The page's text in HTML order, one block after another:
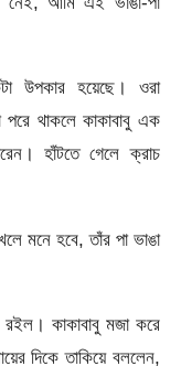
উপকার হয়েছে। ওরা
পরে থাকলে কাকাবাবু এক
হাঁটতে গেলে ক্রাচ
মনে হবে, তাঁর পা ভাঙা
রইল। কাকাবাবু মজা করে
দিকে তাকিয়ে বললেন,